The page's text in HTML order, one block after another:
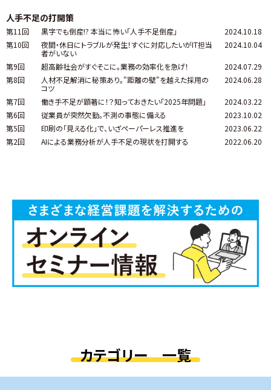
人手不足の打開策
第11回 黒字でも倒産!? 本当に怖い「人手不足倒産」
2024.10.18
第10回
夜間・休日にトラブルが発生！すぐに対応したいがIT担当
者がいない
2024.10.04
第9回 超高齢社会がすぐそこに。業務の効率化を急げ！
2024.07.29
第8回
人材不足解消に秘策あり。"距離の壁"を越えた採用の
コツ
2024.06.28
第7回 働き手不足が顕著に！？知っておきたい「2025年問題」
2024.03.22
第6回
従業員が突然欠勤。不測の事態に備える
2023.10.02
第5回
印刷の「見える化」で、いざペーパーレス推進を
2023.06.22
第2回
AIによる業務分析が人手不足の現状を打開する 2022.06.20
カテゴリー 一覧